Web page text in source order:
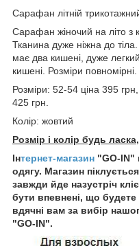
Сарафан літній
Сарафан жіночий на літо з
Тканина дуже ніжна до
має два кишені, дуже
кишені. Розміри
Розміри: 52-54 ціна 395
425 грн.
Колір: жовтий
Розмір і колір будь
Інтернет-магазин "GO-IN"
одягу. Магазин
завжди йде назустріч
бути впевнені, що
вдячні вам за вибір
"GO-IN".